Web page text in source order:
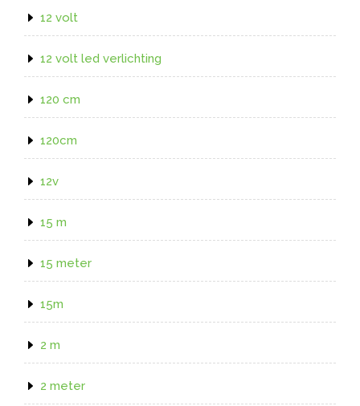
12 volt
12 volt led verlichting
120 cm
120cm
12v
15 m
15 meter
15m
2 m
2 meter